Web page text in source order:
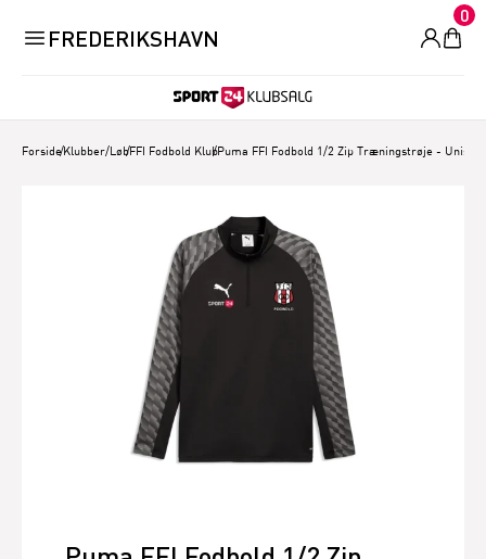
FREDERIKSHAVN
0
Forside/Klubber/Løb/FFI Fodbold Klub
/Puma FFI Fodbold 1/2 Zip Træningstrøje - Unisex